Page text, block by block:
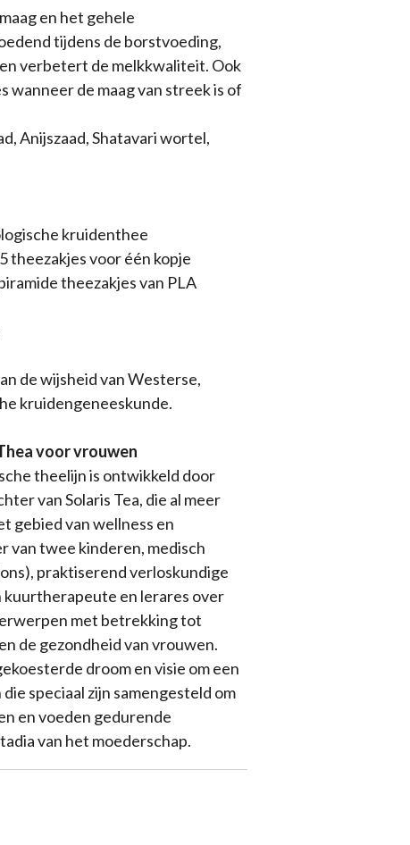
en het gehele
tijdens de borstvoeding,
verbetert de melkkwaliteit. Ook
wanneer de maag van streek is of
Anijszaad, Shatavari wortel,
kruidenthee
theezakjes voor één kopje
theezakjes van PLA
de wijsheid van Westerse,
kruidengeneeskunde.
voor vrouwen
theelijn is ontwikkeld door
van Solaris Tea, die al meer
gebied van wellness en
van twee kinderen, medisch
praktiserend verloskundige
kuurtherapeute en lerares over
met betrekking tot
de gezondheid van vrouwen.
droom en visie om een
speciaal zijn samengesteld om
en voeden gedurende
van het moederschap.